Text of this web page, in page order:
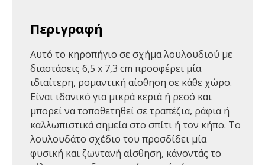
Περιγραφή
Αυτό το κηροπήγιο σε σχήμα λουλουδιού με
διαστάσεις 6,5 x 7,3 cm προσφέρει μία
ιδιαίτερη, ρομαντική αίσθηση σε κάθε χώρο.
Είναι ιδανικό για μικρά κεριά ή ρεσό και
μπορεί να τοποθετηθεί σε τραπέζια, ράφια ή
καλλωπιστικά σημεία στο σπίτι ή τον κήπο. Το
λουλουδάτο σχέδιο του προσδίδει μία
φυσική και ζωντανή αίσθηση, κάνοντάς το